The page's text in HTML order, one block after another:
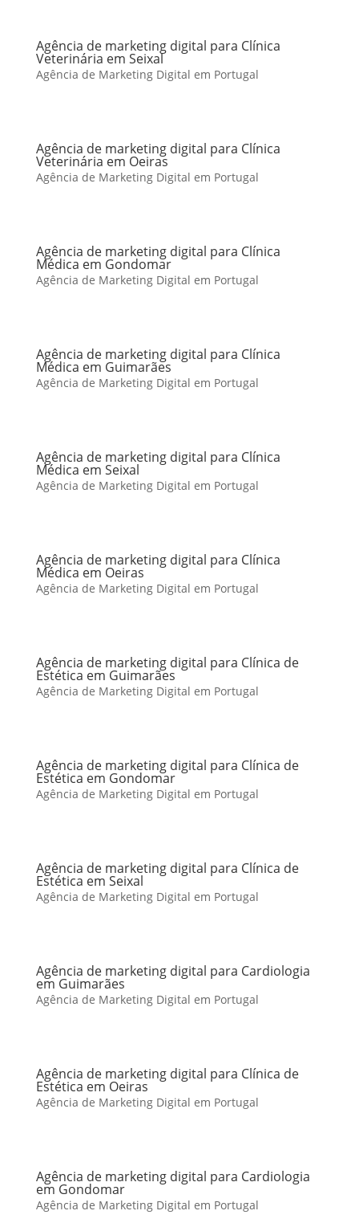
Agência de marketing digital para Clínica
Veterinária em Seixal
Agência de Marketing Digital em Portugal
Agência de marketing digital para Clínica
Veterinária em Oeiras
Agência de Marketing Digital em Portugal
Agência de marketing digital para Clínica
Médica em Gondomar
Agência de Marketing Digital em Portugal
Agência de marketing digital para Clínica
Médica em Guimarães
Agência de Marketing Digital em Portugal
Agência de marketing digital para Clínica
Médica em Seixal
Agência de Marketing Digital em Portugal
Agência de marketing digital para Clínica
Médica em Oeiras
Agência de Marketing Digital em Portugal
Agência de marketing digital para Clínica de
Estética em Guimarães
Agência de Marketing Digital em Portugal
Agência de marketing digital para Clínica de
Estética em Gondomar
Agência de Marketing Digital em Portugal
Agência de marketing digital para Clínica de
Estética em Seixal
Agência de Marketing Digital em Portugal
Agência de marketing digital para Cardiologia
em Guimarães
Agência de Marketing Digital em Portugal
Agência de marketing digital para Clínica de
Estética em Oeiras
Agência de Marketing Digital em Portugal
Agência de marketing digital para Cardiologia
em Gondomar
Agência de Marketing Digital em Portugal